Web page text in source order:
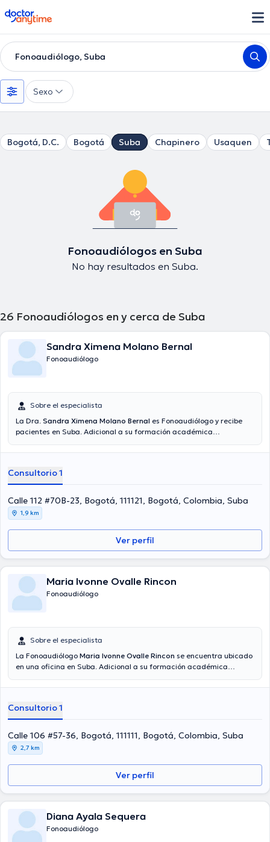
doctoranytime
Fonoaudiólogo, Suba
Sexo
Bogotá, D.C. Bogotá Suba Chapinero Usaquen
Fonoaudiólogos en Suba
No hay resultados en Suba.
26 Fonoaudiólogos en y cerca de Suba
Sandra Ximena Molano Bernal
Fonoaudiólogo
Sobre el especialista
La Dra. Sandra Ximena Molano Bernal es Fonoaudiólogo y recibe
pacientes en Suba. Adicional a su formación académica
especialidad. La doctora cuenta con varios años de experiencia
desempeñado como miembro de diversas asociaciones médicas.
Sandra Ximena Molano Bernal ha cooperado en considerables
conferencias con el objetivo de tener una formación continua en su
ámbito de especialización y ha compartido numerosas
publicaciones. La consulta se puede llevar a cabo en Español.
Consultorio 1
Calle 112 #70B-23, Bogotá, 111121, Bogotá, Colombia, Suba
1,9 km
Ver perfil
Maria Ivonne Ovalle Rincon
Fonoaudiólogo
Sobre el especialista
La Fonoaudiólogo Maria Ivonne Ovalle Rincon se encuentra ubicado
en una oficina en Suba. Adicional a su formación académica
especialidad. La profesional de la salud tiene varios años de
destacados como miembro de diversas asociaciones médicas.
Maria Ivonne Ovalle Rincon ha cooperado en considerables
conferencias con el objetivo de tener una formación continua en su
ámbito de especialización y ha compartido importantes ediciones.
Para finalizar, la profesional de la salud puede hablar Español en su
consultorio.
Consultorio 1
Calle 106 #57-36, Bogotá, 111111, Bogotá, Colombia, Suba
2,7 km
Ver perfil
Diana Ayala Sequera
Fonoaudiólogo